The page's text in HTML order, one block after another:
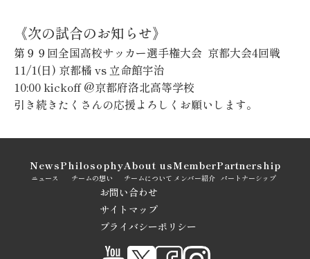
《次の試合のお知らせ》
第９９回全国高校サッカー選手権大会 京都大会4回戦
11/1(日) 京都橘 vs 立命館宇治
10:00 kickoff @京都府洛北高等学校
引き続きたくさんの応援よろしくお願いします。
ニュース
News
チームの想い
Philosophy
チームについて
About us
メンバー紹介
Member
パートナーシップ
Partnership
お問い合わせ
サイトマップ
プライバシーポリシー